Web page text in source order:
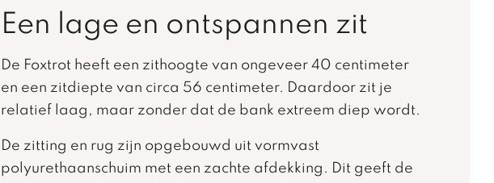
Een lage en ontspannen zit
De Foxtrot heeft een zithoogte van ongeveer 40 centimeter
en een zitdiepte van circa 56 centimeter. Daardoor zit je
relatief laag, maar zonder dat de bank extreem diep wordt.
De zitting en rug zijn opgebouwd uit vormvast
polyurethaanschuim met een zachte afdekking. Dit geeft de